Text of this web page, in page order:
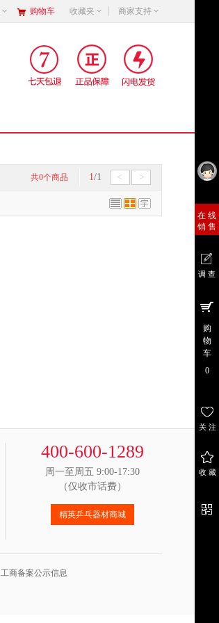
购物车 收藏夹 商家支持
1/1 < >
共0个商品
400-600-1289
周一至周五 9:00-17:30
（仅收市话费）
精英乒乓器材商城
工商备案公示信息
在 线
销 售
调 查
调 查
购
物
车
0
关 注
店铺
收 藏